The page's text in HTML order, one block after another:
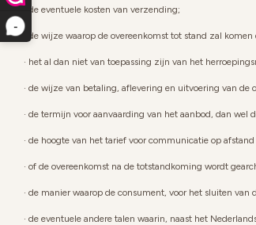
-
de eventuele kosten van verzending;
de wijze waarop de overeenkomst tot stand zal
het al dan niet van toepassing zijn van het
de wijze van betaling, aflevering en uitvoering van de
de termijn voor aanvaarding van het aanbod, dan wel
de hoogte van het tarief voor communicatie op
of de overeenkomst na de totstandkoming wordt
de manier waarop de consument, voor het sluiten van
de eventuele andere talen waarin, naast het